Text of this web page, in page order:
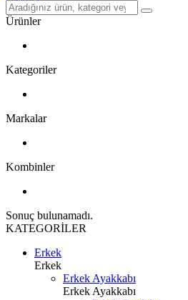
Ürünler
Kategoriler
Markalar
Kombinler
Sonuç bulunamadı.
KATEGORİLER
Erkek
Erkek
Erkek Ayakkabı
Erkek Ayakkabı